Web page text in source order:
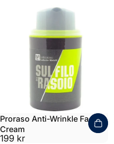
Proraso Anti-Wrinkle Face
Cream
199 kr